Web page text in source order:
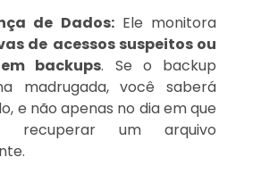
de Dados:Ele monitora
de acessos suspeitos ou
backups. Se o backup
madrugada, você saberá
e não apenas no dia em que
recuperar um arquivo